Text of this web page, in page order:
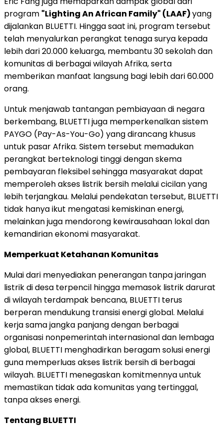
program "Lighting An African Family" (LAAF)yang
dijalankan BLUETTI. Hingga saat ini, program tersebut
telah menyalurkan perangkat tenaga surya kepada
lebih dari 20.000 keluarga, membantu 30 sekolah dan
komunitas di berbagai wilayah Afrika, serta
memberikan manfaat langsung bagi lebih dari 60.000
orang.
Untuk menjawab tantangan pembiayaan di negara
berkembang, BLUETTI juga memperkenalkan sistem
PAYGO (Pay-As-You-Go) yang dirancang khusus
untuk pasar Afrika. Sistem tersebut memadukan
perangkat berteknologi tinggi dengan skema
pembayaran fleksibel sehingga masyarakat dapat
memperoleh akses listrik bersih melalui cicilan yang
lebih terjangkau. Melalui pendekatan tersebut, BLUETTI
tidak hanya ikut mengatasi kemiskinan energi,
melainkan juga mendorong kewirausahaan lokal dan
kemandirian ekonomi masyarakat.
Memperkuat Ketahanan Komunitas
Mulai dari menyediakan penerangan tanpa jaringan
listrik di desa terpencil hingga memasok listrik darurat
di wilayah terdampak bencana, BLUETTI terus
berperan mendukung transisi energi global. Melalui
kerja sama jangka panjang dengan berbagai
organisasi nonpemerintah internasional dan lembaga
global, BLUETTI menghadirkan beragam solusi energi
guna memperluas akses listrik bersih di berbagai
wilayah. BLUETTI menegaskan komitmennya untuk
memastikan tidak ada komunitas yang tertinggal,
tanpa akses energi.
Tentang BLUETTI